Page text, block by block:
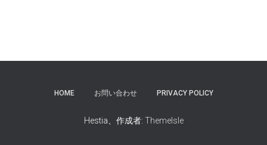
HOME お問い合わせ PRIVACY POLICY
Hestia、作成者: ThemeIsle